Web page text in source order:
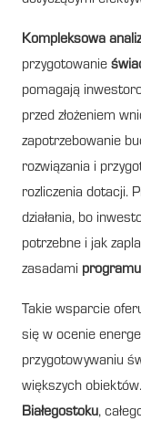
Kompleksowa
przygotowanie
pomagają
przed złożeniem
zapotrzebowanie
rozwiązania i
rozliczenia dotacji.
działania, bo
potrzebne i jak
zasadami
Takie wsparcie
się w ocenie
przygotowywaniu
większych
Białegostoku,